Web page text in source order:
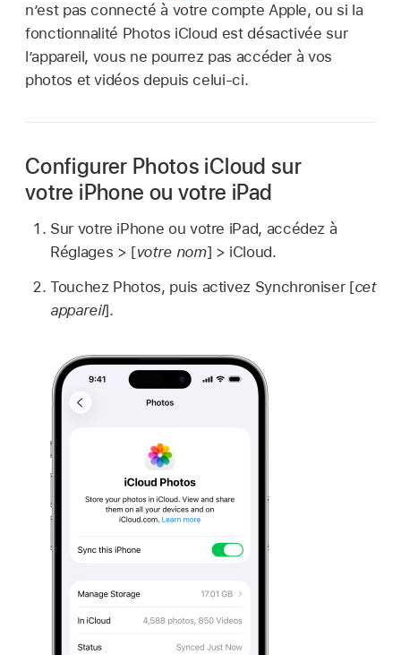
n’est pas connecté à votre compte Apple, ou si la
fonctionnalité Photos iCloud est désactivée sur
l’appareil, vous ne pourrez pas accéder à vos
photos et vidéos depuis celui-ci.
Configurer Photos iCloud sur
votre iPhone ou votre iPad
Sur votre iPhone ou votre iPad, accédez à
Réglages > [votre nom] > iCloud.
Touchez Photos, puis activez Synchroniser [cet
appareil].